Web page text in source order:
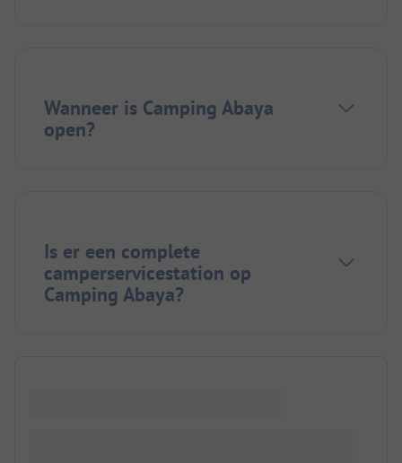
Wanneer is Camping Abaya
open?
Is er een complete
camperservicestation op
Camping Abaya?